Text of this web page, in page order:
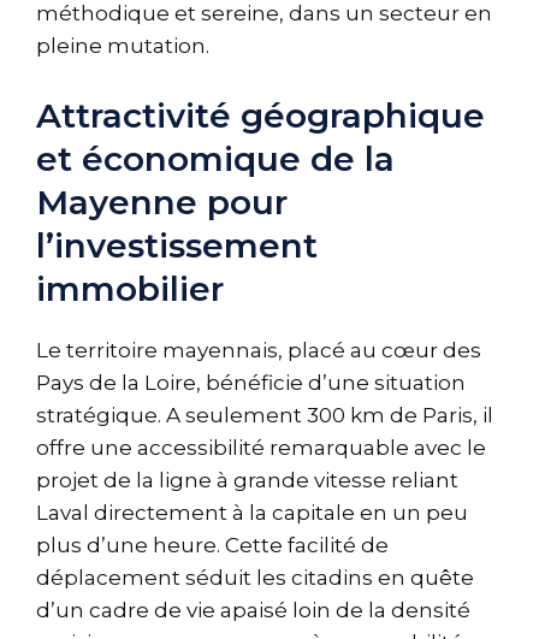
méthodique et sereine, dans un secteur en
pleine mutation.
Attractivité géographique
et économique de la
Mayenne pour
l’investissement
immobilier
Le territoire mayennais, placé au cœur des
Pays de la Loire, bénéficie d’une situation
stratégique. A seulement 300 km de Paris, il
offre une accessibilité remarquable avec le
projet de la ligne à grande vitesse reliant
Laval directement à la capitale en un peu
plus d’une heure. Cette facilité de
déplacement séduit les citadins en quête
d’un cadre de vie apaisé loin de la densité